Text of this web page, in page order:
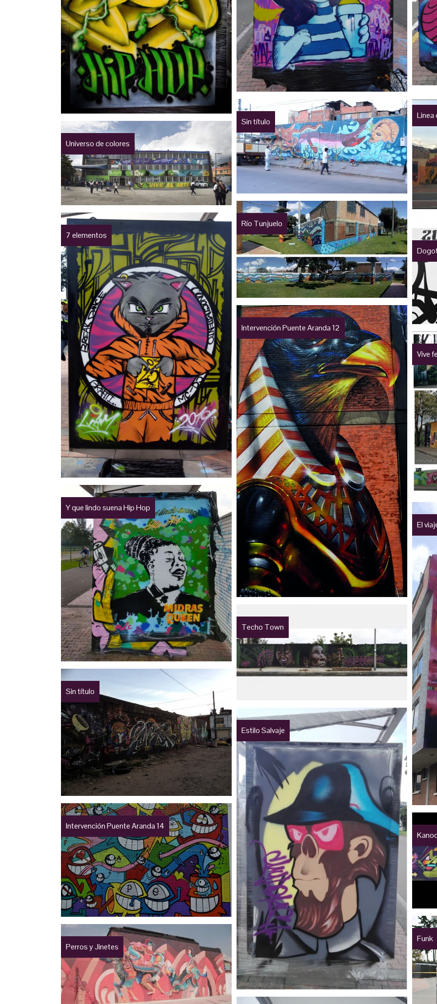
Linea
Sin título
Universo de colores
Río Tunjuelo
7 elementos
Intervención Puente Aranda 12
Vive
Y que lindo suena Hip Hop
El
Techo Town
Sin título
Estilo Salvaje
Intervención Puente Aranda 14
Funk
Perros y Jinetes